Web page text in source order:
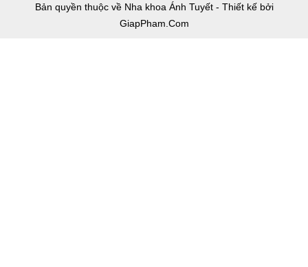
Bản quyền thuộc về Nha khoa Ánh Tuyết - Thiết kế bởi
GiapPham.Com